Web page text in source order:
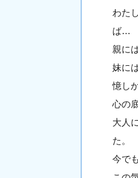
わた
ば…
親に
妹に
憶し
心の
大人
た。
今で